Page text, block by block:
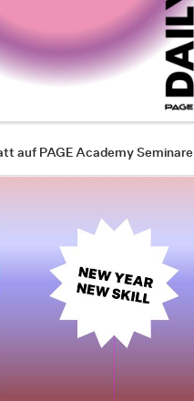
auf PAGE Academy Seminare